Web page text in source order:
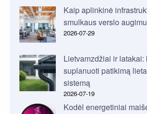
Kaip aplinkinė
smulkaus verslo
2026-07-29
Lietvamzdžiai ir latakai:
suplanuoti patikimą
sistemą
2026-07-19
Kodėl energetiniai